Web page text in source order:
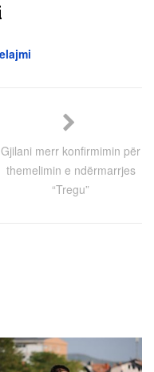
Gjilani merr konfirmimin për
themelimin e ndërmarrjes
“Tregu”